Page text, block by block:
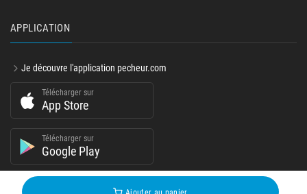
APPLICATION
Je découvre l'application pecheur.com
Télécharger sur
App Store
Télécharger sur
Google Play